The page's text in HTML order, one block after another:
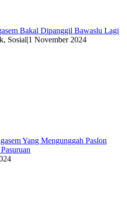
Bakal Dipanggil Bawaslu Lagi
Sosial|1 November 2024
Yang Mengunggah Paslon